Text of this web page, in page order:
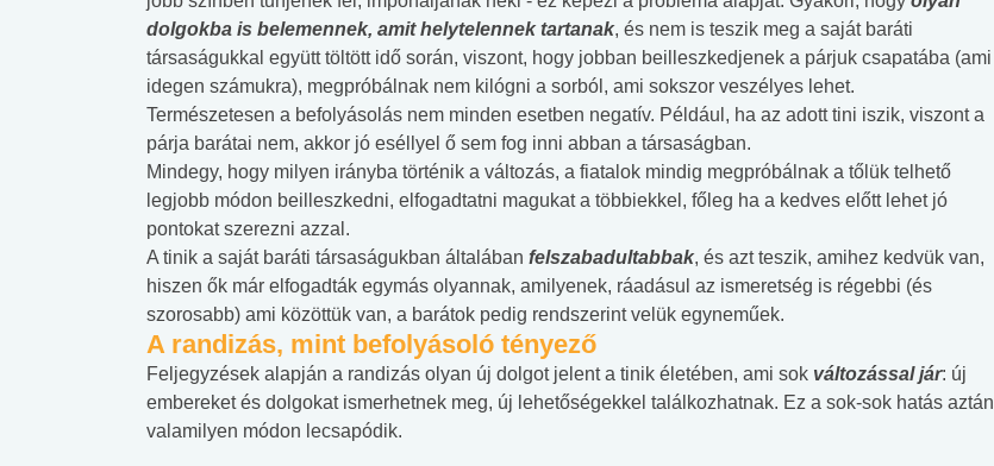
dolgokba is belemennek, amit helytelennek tartanak, és nem is teszik meg a saját baráti
társaságukkal együtt töltött idő során, viszont, hogy jobban beilleszkedjenek a párjuk csapatába (ami
idegen számukra), megpróbálnak nem kilógni a sorból, ami sokszor veszélyes lehet.
Természetesen a befolyásolás nem minden esetben negatív. Például, ha az adott tini iszik, viszont a
párja barátai nem, akkor jó eséllyel ő sem fog inni abban a társaságban.
Mindegy, hogy milyen irányba történik a változás, a fiatalok mindig megpróbálnak a tőlük telhető
legjobb módon beilleszkedni, elfogadtatni magukat a többiekkel, főleg ha a kedves előtt lehet jó
pontokat szerezni azzal.
A tinik a saját baráti társaságukban általában felszabadultabbak, és azt teszik, amihez kedvük van,
hiszen ők már elfogadták egymás olyannak, amilyenek, ráadásul az ismeretség is régebbi (és
szorosabb) ami közöttük van, a barátok pedig rendszerint velük egyneműek.
A randizás, mint befolyásoló tényező
Feljegyzések alapján a randizás olyan új dolgot jelent a tinik életében, ami sok változással jár: új
embereket és dolgokat ismerhetnek meg, új lehetőségekkel találkozhatnak. Ez a sok-sok hatás aztán
valamilyen módon lecsapódik.